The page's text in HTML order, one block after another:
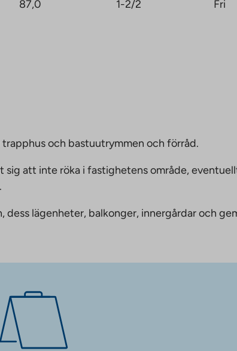
87,0 1-2/2 Fri
och bastuutrymmen och förråd.
att inte röka i fastighetens område,
lägenheter, balkonger, innergårdar och